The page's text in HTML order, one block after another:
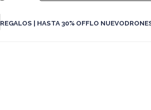
REGALOS | HASTA 30% OFFLO NUEVO